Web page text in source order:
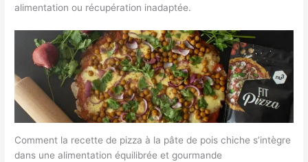
alimentation ou récupération inadaptée.
Comment la recette de pizza à la pâte de pois chiche s’intègre
dans une alimentation équilibrée et gourmande